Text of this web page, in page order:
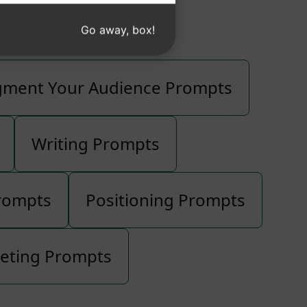
Your Audience Prompts
Writing Prompts
Positioning Prompts
Prompts
Go away, box!